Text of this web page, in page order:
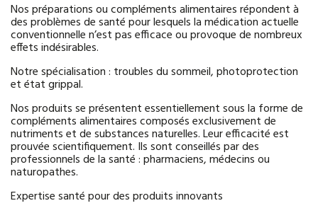
Nos préparations ou compléments alimentaires répondent à
des problèmes de santé pour lesquels la médication actuelle
conventionnelle n’est pas efficace ou provoque de nombreux
effets indésirables.
Notre spécialisation : troubles du sommeil, photoprotection
et état grippal.
Nos produits se présentent essentiellement sous la forme de
compléments alimentaires composés exclusivement de
nutriments et de substances naturelles. Leur efficacité est
prouvée scientifiquement. Ils sont conseillés par des
professionnels de la santé : pharmaciens, médecins ou
naturopathes.
Expertise santé pour des produits innovants